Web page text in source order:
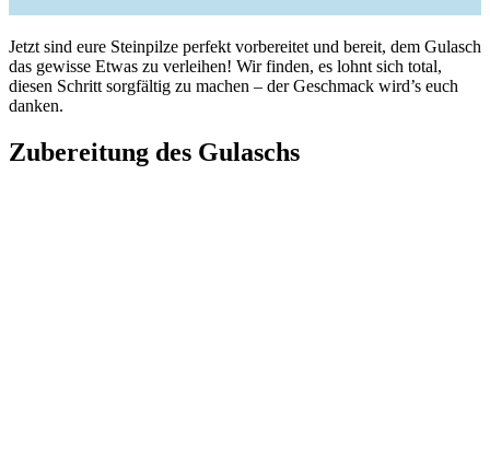
Jetzt sind eure Steinpilze perfekt vorbereitet und bereit, dem Gulasch
das gewisse Etwas zu verleihen! Wir finden, es lohnt sich total,
diesen Schritt sorgfältig zu machen – der Geschmack wird’s euch
danken.
Zubereitung des Gulaschs